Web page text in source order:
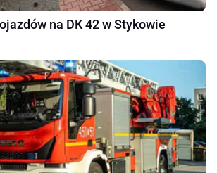
na DK 42 w Stykowie